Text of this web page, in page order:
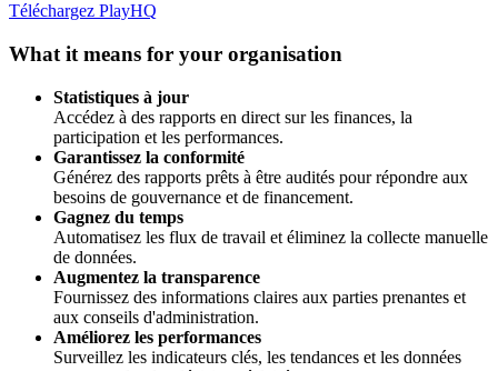
Téléchargez PlayHQ
What it means for your organisation
Statistiques à jour
Accédez à des rapports en direct sur les finances, la
participation et les performances.
Garantissez la conformité
Générez des rapports prêts à être audités pour répondre aux
besoins de gouvernance et de financement.
Gagnez du temps
Automatisez les flux de travail et éliminez la collecte manuelle
de données.
Augmentez la transparence
Fournissez des informations claires aux parties prenantes et
aux conseils d'administration.
Améliorez les performances
Surveillez les indicateurs clés, les tendances et les données